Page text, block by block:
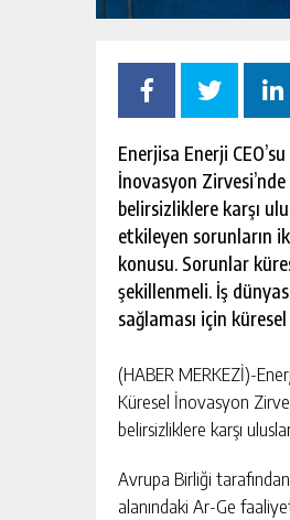
Enerjisa Enerji
İnovasyon
belirsizliklere karşı
etkileyen sorunların
konusu. Sorunlar
şekillenmeli. İş
sağlaması için
(HABER MERKEZİ)-
Küresel İnovasyon
belirsizliklere karşı
Avrupa Birliği
alanındaki Ar-Ge